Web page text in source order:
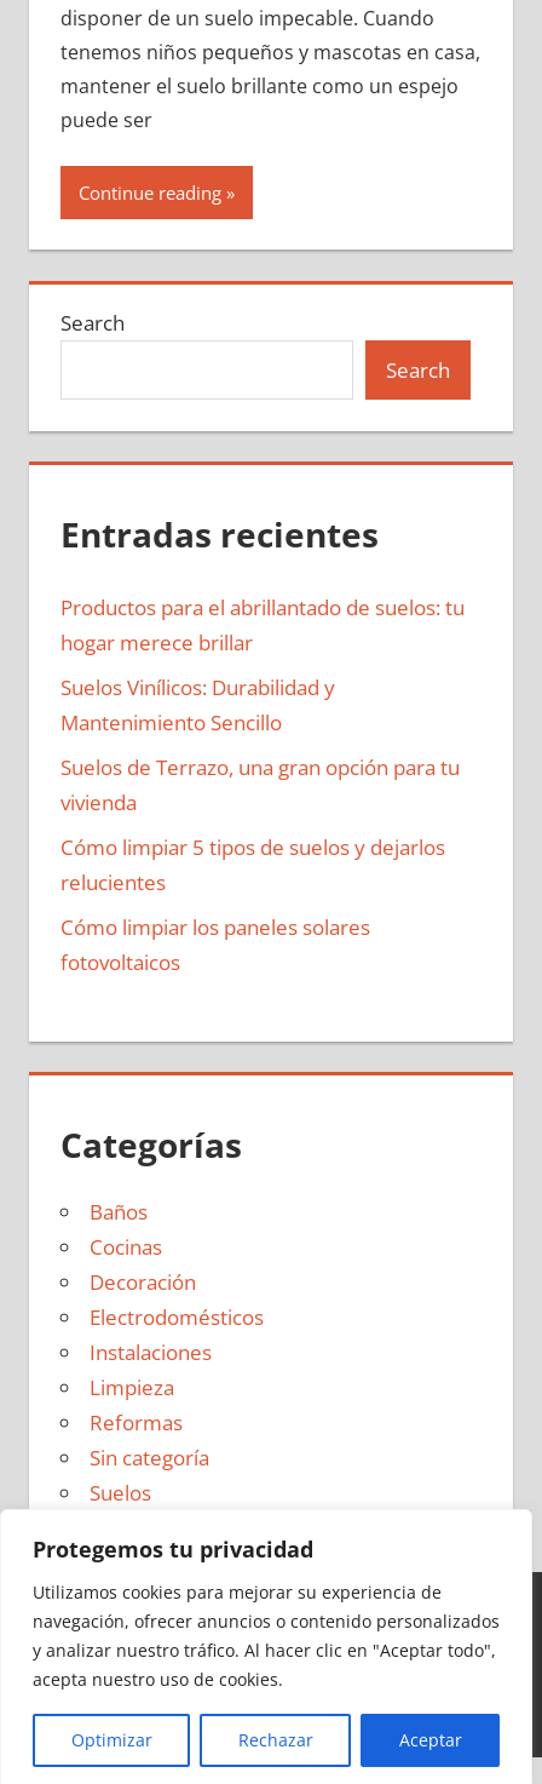
Protegemos tu privacidad
Utilizamos cookies para mejorar su experiencia de
navegación, ofrecer anuncios o contenido personalizados
y analizar nuestro tráfico. Al hacer clic en "Aceptar todo",
acepta nuestro uso de cookies.
Optimizar Rechazar Aceptar
disponer de un suelo impecable. Cuando
tenemos niños pequeños y mascotas en casa,
mantener el suelo brillante como un espejo
puede ser
Continue reading
Search
Search
Entradas recientes
Productos para el abrillantado de suelos: tu
hogar merece brillar
Suelos Vinílicos: Durabilidad y
Mantenimiento Sencillo
Suelos de Terrazo, una gran opción para tu
vivienda
Cómo limpiar 5 tipos de suelos y dejarlos
relucientes
Cómo limpiar los paneles solares
fotovoltaicos
Categorías
Baños
Cocinas
Decoración
Electrodomésticos
Instalaciones
Limpieza
Reformas
Sin categoría
Suelos
Ideas para Reformas en 2026 - Todos los derechos
reservados -Política de Privacidad |Aviso Legal|Política
CerrarMás información|Y más|Y más